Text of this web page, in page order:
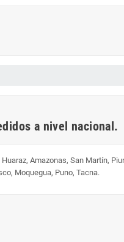
a nivel nacional.
Amazonas, San Martín,
Moquegua, Puno, Tacna.